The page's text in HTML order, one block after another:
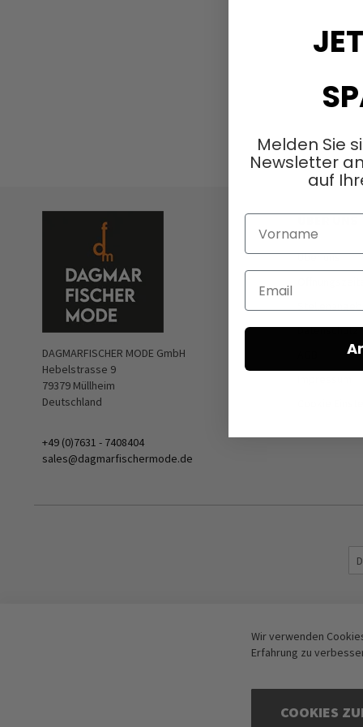
DAGMARFISCHER MODE GmbH
Hebelstrasse 9
79379 Müllheim
Deutschland
+49 (0)7631 - 7408404
sales@dagmarfischermode.de
Über uns
Datenschutz
Wir verwenden
Erfahrung zu
COOKIES
Melden Sie
Newsletter
auf
Vorname
Email